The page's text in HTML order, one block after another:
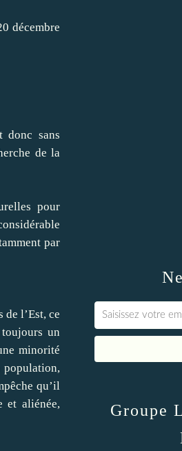
décembre
donc sans
de la
pour
par
l’Est, ce
un
minorité
population,
qu’il
et aliénée,
Groupe